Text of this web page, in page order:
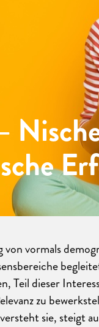
von vormals
Teil dieser
zu
sie, steigt